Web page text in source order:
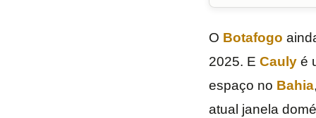
O Botafogo
2025. E Caulyé
espaço no Bahia
atual janela